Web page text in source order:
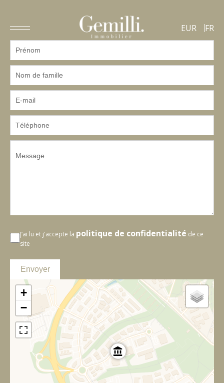
EUR FR
J’ai lu et j'accepte la politique de confidentialité de ce
site
Envoyer
+
−